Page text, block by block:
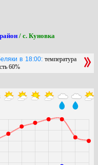
/ с. Куновка
в 18:00:температура
60%